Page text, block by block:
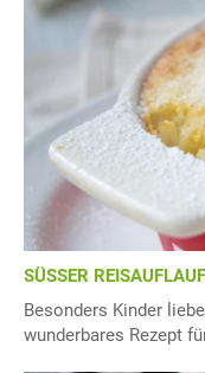
SÜSSER REISAUFLAUF
Besonders Kinder
wunderbares Rezept